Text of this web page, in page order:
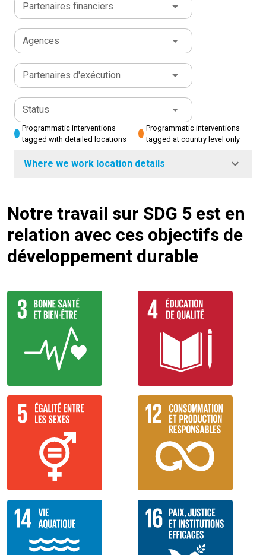
Partenaires financiers
Agences
Partenaires d'exécution
Status
Programmatic interventions
tagged with detailed locations
Programmatic interventions
tagged at country level only
Where we work location details
Notre travail sur SDG 5 est en
relation avec ces objectifs de
développement durable